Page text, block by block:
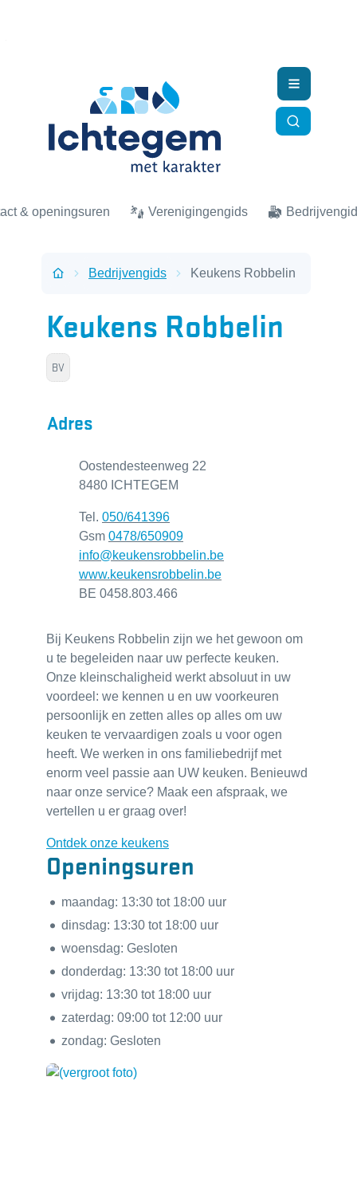
& openingsuren Verenigingengids
Zoek
Menu
Startpagina
Bedrijvengids Keukens Robbelin
Keukens Robbelin
BV
Adres
AdresOostendesteenweg 22
,8480 ICHTEGEM
050/641396
0478/650909
E-mailinfo@keukensrobbelin.be
Websitewww.keukensrobbelin.be
BTW nr.BE 0458.803.466
Bij Keukens Robbelin zijn we het gewoon om
u te begeleiden naar uw perfecte keuken.
Onze kleinschaligheid werkt absoluut in uw
voordeel: we kennen u en uw voorkeuren
persoonlijk en zetten alles op alles om uw
keuken te vervaardigen zoals u voor ogen
heeft. We werken in ons familiebedrijf met
enorm veel passie aan UW keuken. Benieuwd
naar onze service? Maak een afspraak, we
vertellen u er graag over!
Ontdek onze keukens
Openingsuren
maandag: 13:30 tot 18:00 uur
dinsdag: 13:30 tot 18:00 uur
woensdag: Gesloten
donderdag: 13:30 tot 18:00 uur
vrijdag: 13:30 tot 18:00 uur
zaterdag: 09:00 tot 12:00 uur
zondag: Gesloten